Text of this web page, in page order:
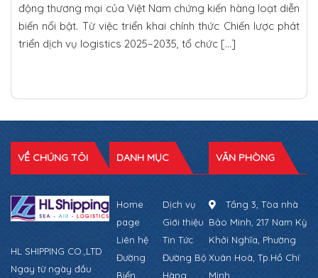
động thương mại của Việt Nam chứng kiến hàng loạt diễn
biến nổi bật. Từ việc triển khai chính thức Chiến lược phát
triển dịch vụ logistics 2025–2035, tổ chức […]
VỀ CHÚNG TÔI
HL SHIPPING CO.,LTD
Ngay từ ngày đầu
DANH MỤC
Home
page
Dịch vụ
Giới thiệu
Liên hệ
Tin Tức
Đường
Biển
Đường Bộ
Hàng
VĂN PHÒNG
Tầng 3, Tòa nhà
Bảo Minh, 217 Nam Kỳ
Khởi Nghĩa, Phường
Xuân Hoà, Tp.Hồ Chí
Minh